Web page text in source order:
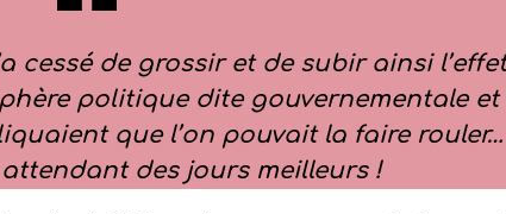
cessé de grossir et de subir ainsi
politique dite gouvernementale et
que l’on pouvait la faire
des jours meilleurs !